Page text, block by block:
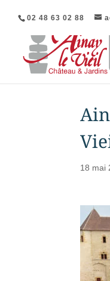
02 48 63 02 88
18 mai